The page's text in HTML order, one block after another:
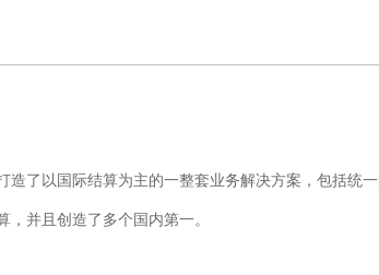
造了以国际结算为主的一整套业务解决方案，包括统
，并且创造了多个国内第一。